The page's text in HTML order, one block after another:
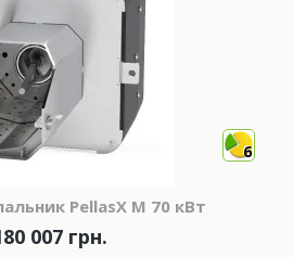
6
PellasX M 70 кВт
007 грн.